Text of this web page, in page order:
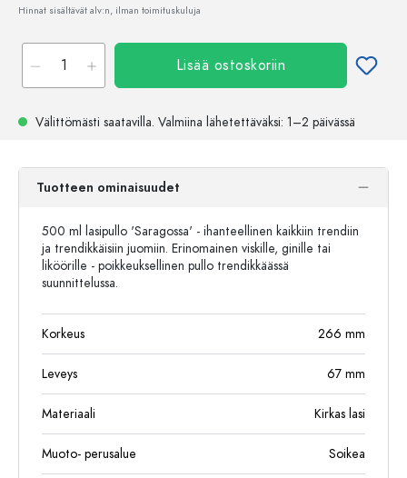
Hinnat sisältävät alv:n, ilman toimituskuluja
Lisää ostoskoriin
Välittömästi saatavilla. Valmiina lähetettäväksi: 1–2 päivässä
Tuotteen ominaisuudet
500 ml lasipullo 'Saragossa' - ihanteellinen kaikkiin trendiin
ja trendikkäisiin juomiin. Erinomainen viskille, ginille tai
liköörille - poikkeuksellinen pullo trendikkäässä
suunnittelussa.
Korkeus 266 mm
Leveys 67 mm
Materiaali Kirkas lasi
Muoto- perusalue Soikea